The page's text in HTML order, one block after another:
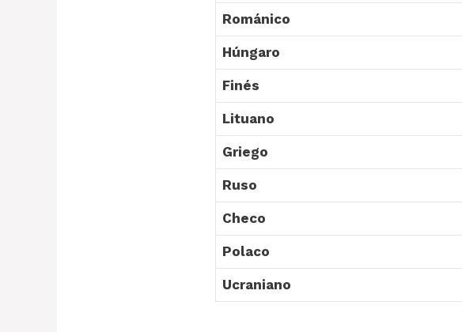
Románico
Húngaro
Finés
Lituano
Griego
Ruso
Checo
Polaco
Ucraniano